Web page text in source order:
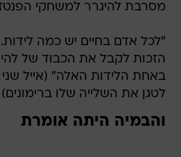
מסרבת להיגרר למשחקי
"לכל אדם בחיים יש כמה
הזכות לקבל את הכבוד של
באחת הלידות האלה" (אייל
לטגן את השלייה שלו ברימונים)
והבמיה היתה אומרת